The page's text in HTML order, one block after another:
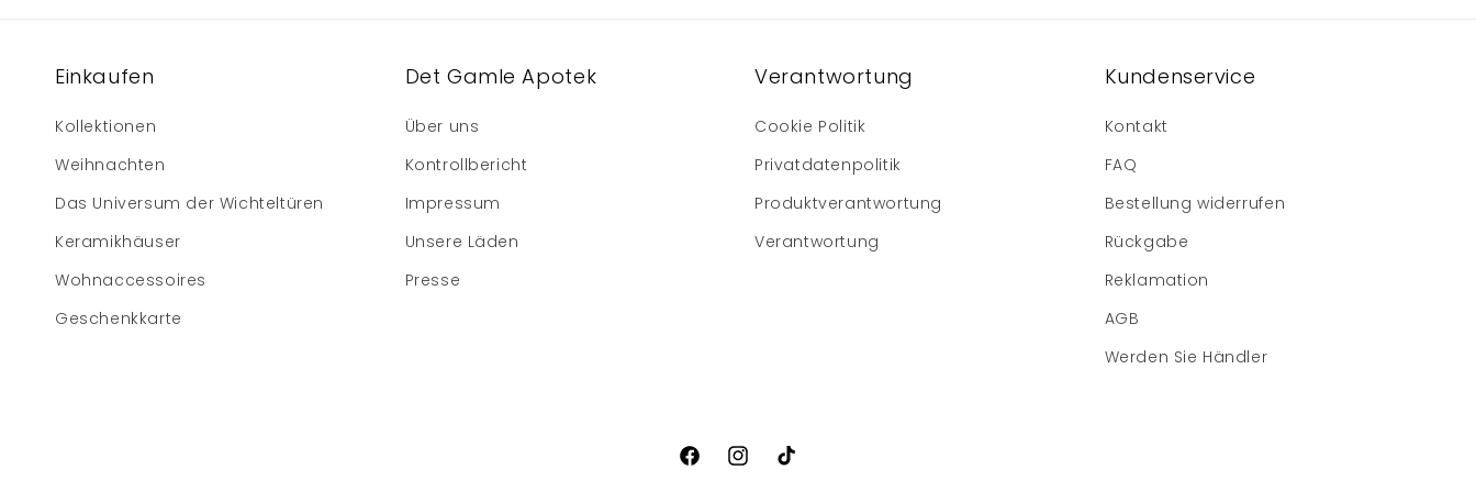
Einkaufen
Kollektionen
Weihnachten
Das Universum der Wichteltüren
Keramikhäuser
Wohnaccessoires
Geschenkkarte
Det Gamle Apotek
Über uns
Kontrollbericht
Impressum
Unsere Läden
Presse
Verantwortung
Cookie Politik
Privatdatenpolitik
Produktverantwortung
Verantwortung
Kundenservice
Kontakt
FAQ
Bestellung widerrufen
Rückgabe
Reklamation
AGB
Werden Sie Händler
FacebookInstagram
TikTok